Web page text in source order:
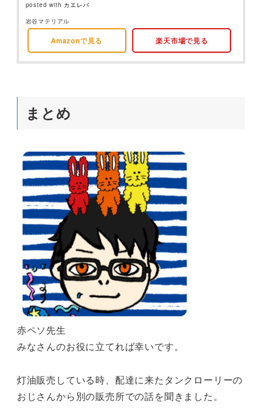
posted with カエレバ
岩谷マテリアル
Amazonで見る 楽天市場で見る
まとめ
赤ペソ先生
みなさんのお役に立てれば幸いです。
灯油販売している時、配達に来たタンクローリーの
おじさんから別の販売所での話を聞きました。